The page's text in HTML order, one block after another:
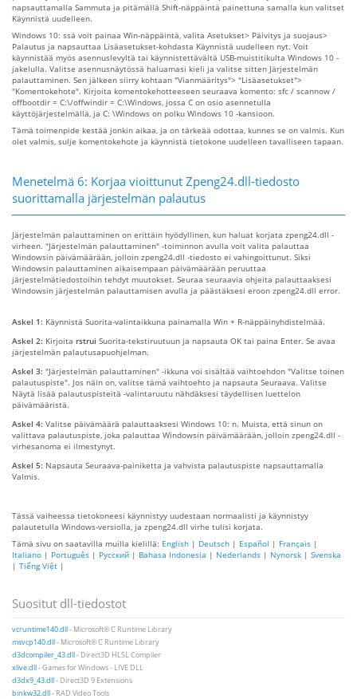
napsauttamalla Sammuta ja pitämällä Shift-näppäintä painettuna samalla kun valitset
Käynnistä uudelleen.
Windows 10: ssä voit painaa Win-näppäintä, valita Asetukset> Päivitys ja suojaus>
Palautus ja napsauttaa Lisäasetukset-kohdasta Käynnistä uudelleen nyt. Voit
käynnistää myös asennuslevyltä tai käynnistettävältä USB-muistitikulta Windows 10 -
jakelulla. Valitse asennusnäytössä haluamasi kieli ja valitse sitten Järjestelmän
palauttaminen. Sen jälkeen siirry kohtaan "Vianmääritys"> "Lisäasetukset">
"Komentokehote". Kirjoita komentokehotteeseen seuraava komento: sfc / scannow /
offbootdir = C:\/offwindir = C:\Windows, jossa C on osio asennetulla
käyttöjärjestelmällä, ja C: \Windows on polku Windows 10 -kansioon.
Tämä toimenpide kestää jonkin aikaa, ja on tärkeää odottaa, kunnes se on valmis. Kun
olet valmis, sulje komentokehote ja käynnistä tietokone uudelleen tavalliseen tapaan.
Menetelmä 6: Korjaa vioittunut Zpeng24.dll-tiedosto
suorittamalla järjestelmän palautus
Järjestelmän palauttaminen on erittäin hyödyllinen, kun haluat korjata zpeng24.dll -
virheen. "Järjestelmän palauttaminen" -toiminnon avulla voit valita palauttaa
Windowsin päivämäärään, jolloin zpeng24.dll -tiedosto ei vahingoittunut. Siksi
Windowsin palauttaminen aikaisempaan päivämäärään peruuttaa
järjestelmätiedostoihin tehdyt muutokset. Seuraa seuraavia ohjeita palauttaaksesi
Windowsin järjestelmän palauttamisen avulla ja päästäksesi eroon zpeng24.dll error.
Askel 1: Käynnistä Suorita-valintaikkuna painamalla Win + R-näppäinyhdistelmää.
Askel 2: Kirjoita rstrui Suorita-tekstiruutuun ja napsauta OK tai paina Enter. Se avaa
järjestelmän palautusapuohjelman.
Askel 3: "Järjestelmän palauttaminen" -ikkuna voi sisältää vaihtoehdon "Valitse toinen
palautuspiste". Jos näin on, valitse tämä vaihtoehto ja napsauta Seuraava. Valitse
Näytä lisää palautuspisteitä -valintaruutu nähdäksesi täydellisen luettelon
päivämääristä.
Askel 4: Valitse päivämäärä palauttaaksesi Windows 10: n. Muista, että sinun on
valittava palautuspiste, joka palauttaa Windowsin päivämäärään, jolloin zpeng24.dll -
virhesanoma ei ilmestynyt.
Askel 5: Napsauta Seuraava-painiketta ja vahvista palautuspiste napsauttamalla
Valmis.
Tässä vaiheessa tietokoneesi käynnistyy uudestaan ​​normaalisti ja käynnistyy
palautetulla Windows-versiolla, ja zpeng24.dll virhe tulisi korjata.
Tämä sivu on saatavilla muilla kielillä: English | Deutsch | Español | Français |
Italiano | Português | Русский | Bahasa Indonesia | Nederlands | Nynorsk | Svenska
| Tiếng Việt |
Suositut dll-tiedostot
vcruntime140.dll- Microsoft® C Runtime Library
msvcp140.dll- Microsoft® C Runtime Library
d3dcompiler_43.dll- Direct3D HLSL Compiler
xlive.dll- Games for Windows - LIVE DLL
d3dx9_43.dll- Direct3D 9 Extensions
binkw32.dll- RAD Video Tools